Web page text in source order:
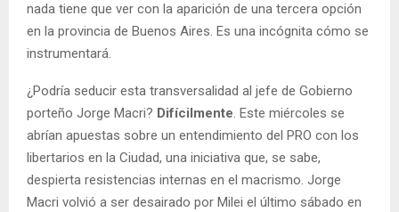
nada tiene que ver con la aparición de una tercera opción
en la provincia de Buenos Aires. Es una incógnita cómo se
instrumentará.
¿Podría seducir esta transversalidad al jefe de Gobierno
porteño Jorge Macri? Difícilmente. Este miércoles se
abrían apuestas sobre un entendimiento del PRO con los
libertarios en la Ciudad, una iniciativa que, se sabe,
despierta resistencias internas en el macrismo. Jorge
Macri volvió a ser desairado por Milei el último sábado en